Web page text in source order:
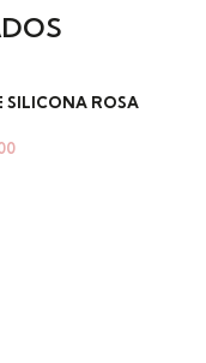
SILICONA ROSA